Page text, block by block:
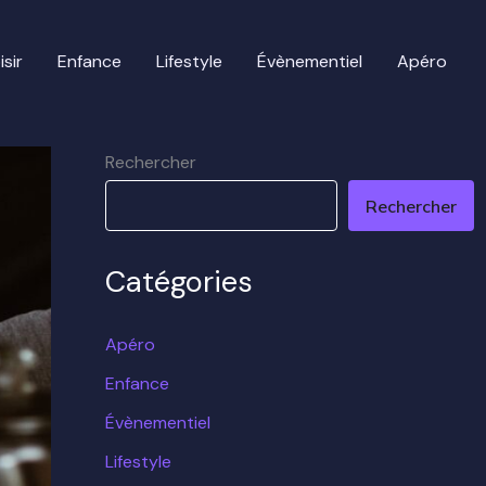
Enfance Lifestyle Évènementiel Apéro
Rechercher
Rechercher
Catégories
Apéro
Enfance
Évènementiel
Lifestyle